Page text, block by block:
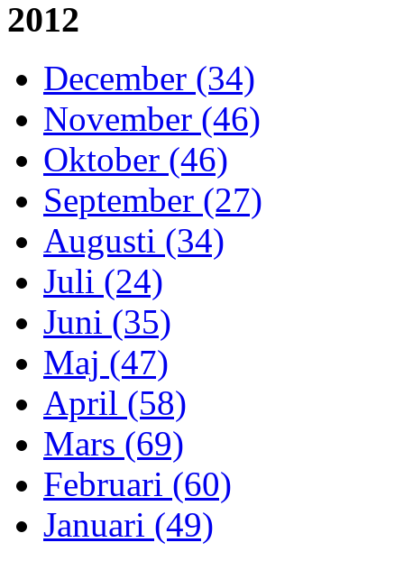
2012
December (34)
November (46)
Oktober (46)
September (27)
Augusti (34)
Juli (24)
Juni (35)
Maj (47)
April (58)
Mars (69)
Februari (60)
Januari (49)